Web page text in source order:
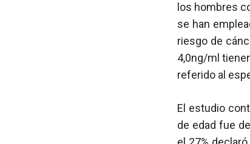
los hombres
se han
riesgo de
4,0ng/ml
referido al
El estudio
de edad fue